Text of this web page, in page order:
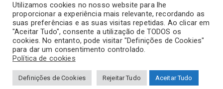
Utilizamos cookies no nosso website para lhe
proporcionar a experiência mais relevante, recordando as
suas preferências e as suas visitas repetidas. Ao clicar em
"Aceitar Tudo", consente a utilização de TODOS os
cookies. No entanto, pode visitar "Definições de Cookies"
para dar um consentimento controlado.
Política de cookies
Definições de Cookies Rejeitar Tudo Aceitar Tudo